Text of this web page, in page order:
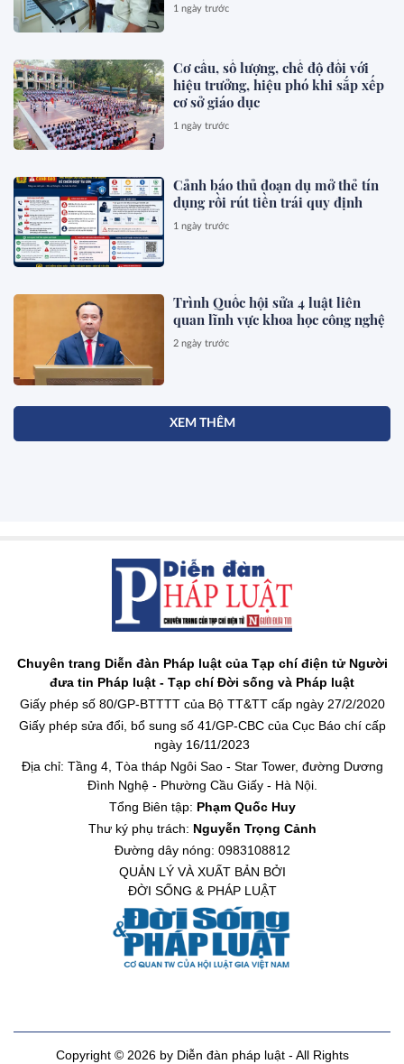
1 ngày trước
Cơ cấu, số lượng, chế độ đối với
hiệu trưởng, hiệu phó khi sắp xếp
cơ sở giáo dục
1 ngày trước
Cảnh báo thủ đoạn dụ mở thẻ tín
dụng rồi rút tiền trái quy định
1 ngày trước
Trình Quốc hội sửa 4 luật liên
quan lĩnh vực khoa học công nghệ
2 ngày trước
XEM THÊM
Chuyên trang Diễn đàn Pháp luật của Tạp chí điện tử Người
đưa tin Pháp luật - Tạp chí Đời sống và Pháp luật
Giấy phép số 80/GP-BTTTT của Bộ TT&TT cấp ngày 27/2/2020
Giấy phép sửa đổi, bổ sung số 41/GP-CBC của Cục Báo chí cấp
ngày 16/11/2023
Địa chỉ: Tầng 4, Tòa tháp Ngôi Sao - Star Tower, đường Dương
Đình Nghệ - Phường Cầu Giấy - Hà Nội.
Tổng Biên tập: Phạm Quốc Huy
Thư ký phụ trách: Nguyễn Trọng Cảnh
Đường dây nóng: 0983108812
QUẢN LÝ VÀ XUẤT BẢN BỞI
ĐỜI SỐNG & PHÁP LUẬT
Copyright © 2026 by Diễn đàn pháp luật - All Rights